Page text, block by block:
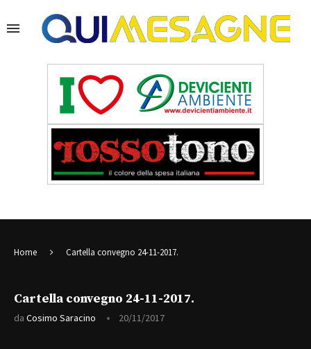
Home Cartella convegno 24-11-2017.
Cartella convegno 24-11-2017.
da Cosimo Saracino 20/11/2017